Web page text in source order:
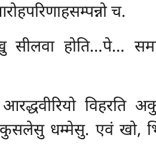
च.
होति…पे…
विहरति
कुसलेसु धम्मेसु. एवं खो,